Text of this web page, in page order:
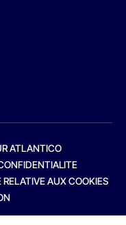
ATLANTICO
RELATIVE AUX COOKIES